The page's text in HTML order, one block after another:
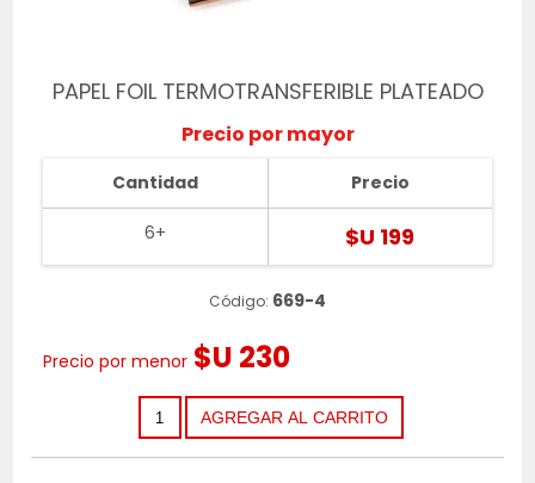
PAPEL FOIL TERMOTRANSFERIBLE PLATEADO
Precio por mayor
Cantidad
6+
Precio
$U 199
Código: 669-4
Precio por menor $U 230